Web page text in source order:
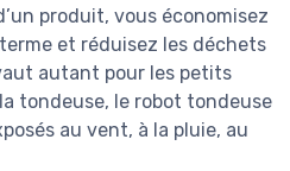
produit, vous économisez
et réduisez les déchets
autant pour les petits
tondeuse, le robot tondeuse
au vent, à la pluie, au